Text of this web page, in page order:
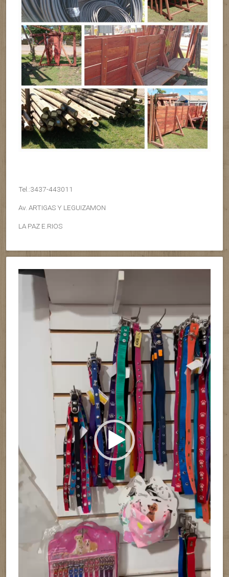
Tel.:3437-443011
Av. ARTIGAS Y LEGUIZAMON
LA PAZ E.RIOS
Reproductor